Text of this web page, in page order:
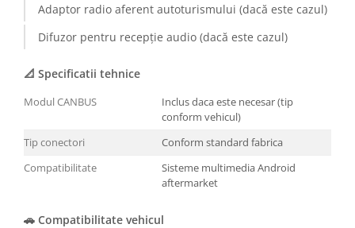
Adaptor radio aferent autoturismului (dacă este cazul)
Difuzor pentru recepție audio (dacă este cazul)
📐 Specificatii tehnice
Modul CANBUS
Inclus daca este necesar (tip
conform vehicul)
Tip conectori
Conform standard fabrica
Compatibilitate
Sisteme multimedia Android
aftermarket
🚗 Compatibilitate vehicul